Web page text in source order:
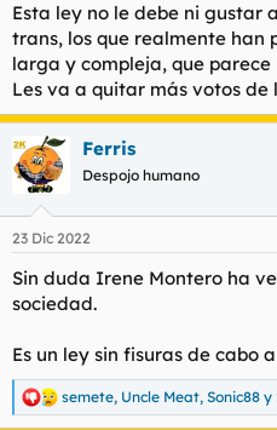
Esta ley no le debe ni gustar
trans, los que realmente han
larga y compleja, que
Les va a quitar más votos de
Ferris
Despojo humano
23 Dic 2022
Sin duda Irene Montero ha
sociedad.
Es un ley sin fisuras de cabo a
R
e
semete, Uncle Meat, Sonic88 y